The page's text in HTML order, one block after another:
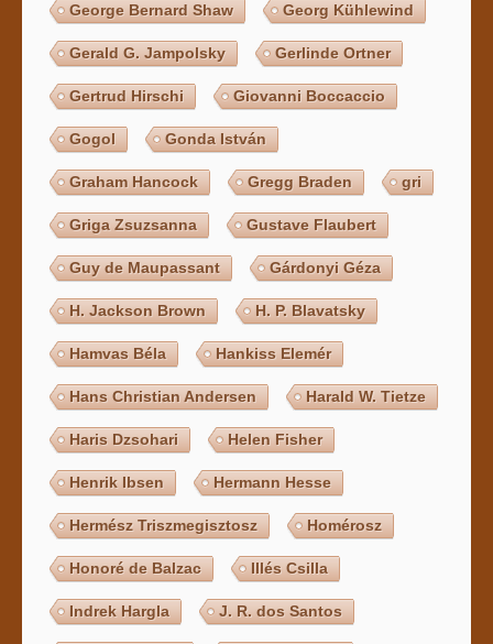
George Bernard Shaw Georg Kühlewind
Gerald G. Jampolsky Gerlinde Ortner
Gertrud Hirschi Giovanni Boccaccio
Gogol Gonda István
Graham Hancock Gregg Braden gri
Griga Zsuzsanna Gustave Flaubert
Guy de Maupassant Gárdonyi Géza
H. Jackson Brown H. P. Blavatsky
Hamvas Béla Hankiss Elemér
Hans Christian Andersen Harald W. Tietze
Haris Dzsohari Helen Fisher
Henrik Ibsen Hermann Hesse
Hermész Triszmegisztosz Homérosz
Honoré de Balzac Illés Csilla
Indrek Hargla J. R. dos Santos